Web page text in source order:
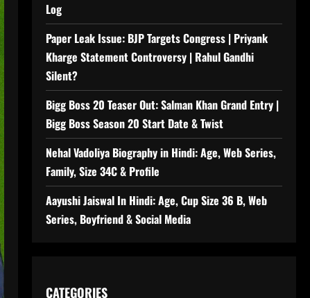
Log
Paper Leak Issue: BJP Targets Congress | Priyank
Kharge Statement Controversy | Rahul Gandhi
Silent?
Bigg Boss 20 Teaser Out: Salman Khan Grand Entry |
Bigg Boss Season 20 Start Date & Twist
Nehal Vadoliya Biography in Hindi: Age, Web Series,
Family, Size 34C & Profile
Aayushi Jaiswal In Hindi: Age, Cup Size 36 B, Web
Series, Boyfriend & Social Media
CATEGORIES